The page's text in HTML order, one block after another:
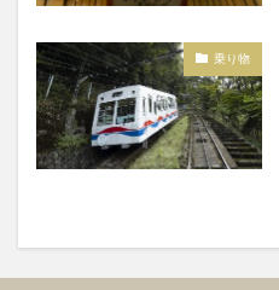
乗り物